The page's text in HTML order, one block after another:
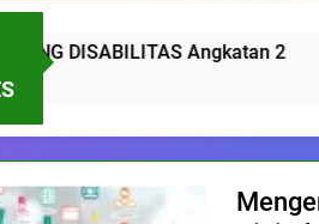
Angkatan 2